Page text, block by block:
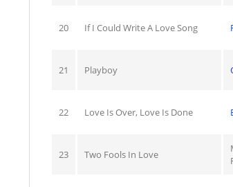
20 If I Could Write A Love Song
21 Playboy
22 Love Is Over, Love Is Done
23 Two Fools In Love